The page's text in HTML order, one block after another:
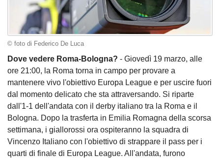
© foto di Federico De Luca
Dove vedere Roma-Bologna? - Giovedì 19 marzo, alle
ore 21:00, la Roma torna in campo per provare a
mantenere vivo l'obiettivo Europa League e per uscire fuori
dal momento delicato che sta attraversando. Si riparte
dall'1-1 dell'andata con il derby italiano tra la Roma e il
Bologna. Dopo la trasferta in Emilia Romagna della scorsa
settimana, i giallorossi ora ospiteranno la squadra di
Vincenzo Italiano con l'obiettivo di strappare il pass per i
quarti di finale di Europa League. All'andata, furono